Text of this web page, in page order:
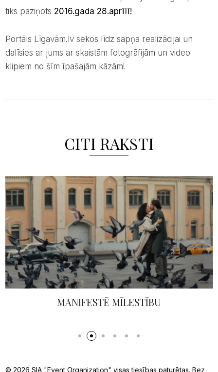
tiks paziņots 2016.gada 28.aprīlī!
Portāls Līgavām.lv sekos līdz sapņa realizācijai un
dalīsies ar jums ar skaistām fotogrāfijām un video
klipiem no šīm īpašajām kāzām!
CITI RAKSTI
MANIFESTĒ MĪLESTĪBU
© 2026 SIA "Event Organization" visas tiesības paturētas. Bez